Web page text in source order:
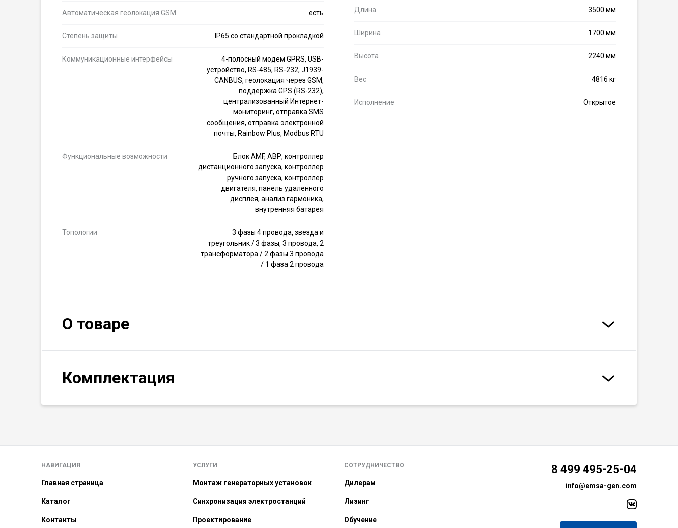
Автоматическая геолокация GSM есть
Степень защиты IP65 со стандартной прокладкой
Коммуникационные интерфейсы
4-полосный модем GPRS, USB-
устройство, RS-485, RS-232, J1939-
CANBUS, геолокация через GSM,
поддержка GPS (RS-232),
централизованный Интернет-
мониторинг, отправка SMS
сообщения, отправка электронной
почты, Rainbow Plus, Modbus RTU
Функциональные возможности
Блок AMF, АВР, контроллер
дистанционного запуска, контроллер
ручного запуска, контроллер
двигателя, панель удаленного
дисплея, анализ гармоника,
внутренняя батарея
Топологии
3 фазы 4 провода, звезда и
треугольник / 3 фазы, 3 провода, 2
трансформатора / 2 фазы 3 провода
/ 1 фаза 2 провода
Длина 3500 мм
Ширина 1700 мм
Высота 2240 мм
Вес 4816 кг
Исполнение Открытое
О товаре
Комплектация
НАВИГАЦИЯ
Главная страница
Каталог
Контакты
УСЛУГИ
Монтаж генераторных установок
Синхронизация электростанций
Проектирование
СОТРУДНИЧЕСТВО
Дилерам
Лизинг
Обучение
8 499 495-25-04
info@emsa-gen.com